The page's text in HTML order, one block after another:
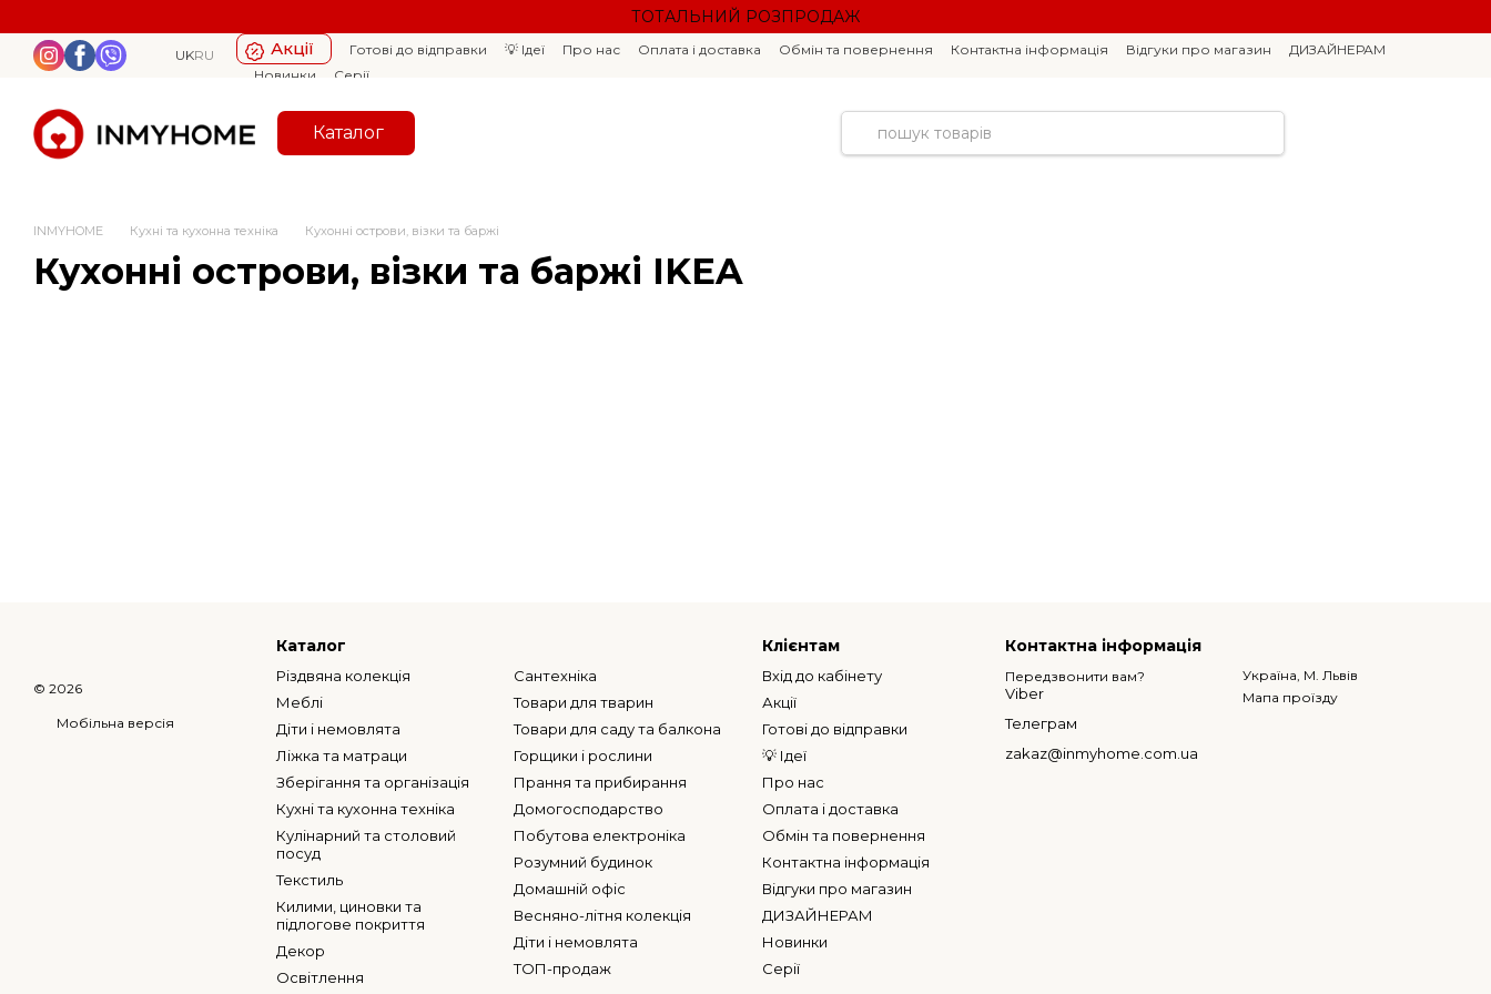
ТОТАЛЬНИЙ РОЗПРОДАЖ
UKRU Акції Готові до відправки 💡 Ідеї Про нас Оплата і доставка Обмін та повернення Контактна інформація Відгуки про магазин
ДИЗАЙНЕРАМ
Новинки
Серії
Каталог
INMYHOME Кухні та кухонна техніка Кухонні острови, візки та баржі
Кухонні острови, візки та баржі IKEA
© 2026
Мобільна версія
Каталог
Різдвяна колекція
Меблі
Діти і немовлята
Ліжка та матраци
Зберігання та організація
Кухні та кухонна техніка
Кулінарний та столовий
посуд
Текстиль
Килими, циновки та
підлогове покриття
Декор
Освітлення
Сантехніка
Товари для тварин
Товари для саду та балкона
Горщики і рослини
Прання та прибирання
Домогосподарство
Побутова електроніка
Розумний будинок
Домашній офіс
Весняно-літня колекція
Діти і немовлята
ТОП-продаж
Клієнтам
Вхід до кабінету
Акції
Готові до відправки
💡 Ідеї
Про нас
Оплата і доставка
Обмін та повернення
Контактна інформація
Відгуки про магазин
ДИЗАЙНЕРАМ
Новинки
Серії
Контактна інформація
Передзвонити вам?
Viber
Телеграм
zakaz@inmyhome.com.ua
Україна, М. Львів
Мапа проїзду